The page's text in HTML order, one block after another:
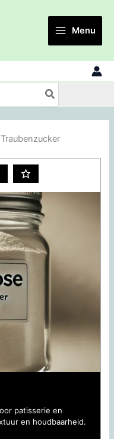
Menu
Traubenzucker
patisserie en
en houdbaarheid.